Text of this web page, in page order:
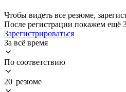
Чтобы видеть все резюме,
После регистрации покажем ещё
Зарегистрироваться
За всё время
По соответствию
20 резюме